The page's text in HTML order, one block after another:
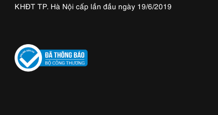
KHĐT TP. Hà Nội cấp lần đầu ngày 19/6/2019